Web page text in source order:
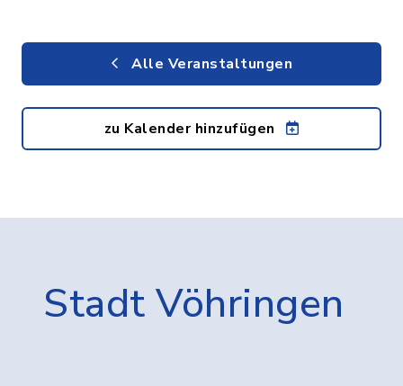
Alle Veranstaltungen
zu Kalender hinzufügen
Stadt Vöhringen